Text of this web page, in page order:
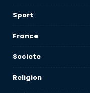
Sport
France
Societe
Religion